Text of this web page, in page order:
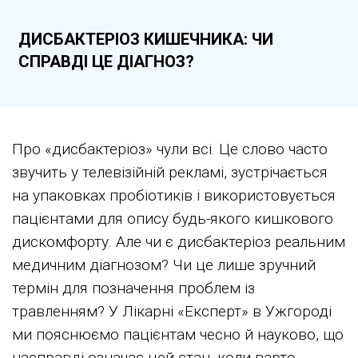
ДИСБАКТЕРІОЗ КИШЕЧНИКА: ЧИ
СПРАВДІ ЦЕ ДІАГНОЗ?
Про «дисбактеріоз» чули всі. Це слово часто
звучить у телевізійній рекламі, зустрічається
на упаковках пробіотиків і використовується
пацієнтами для опису будь-якого кишкового
дискомфорту. Але чи є дисбактеріоз реальним
медичним діагнозом? Чи це лише зручний
термін для позначення проблем із
травленням? У Лікарні «Експерт» в Ужгороді
ми пояснюємо пацієнтам чесно й науково, що